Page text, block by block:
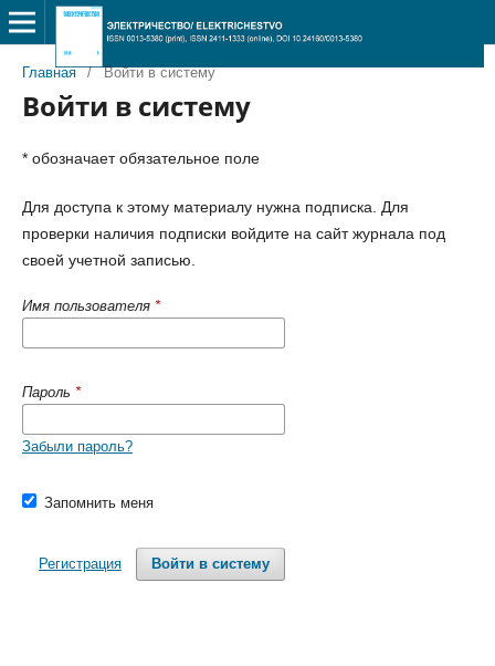
Главная / Войти в систему
Войти в систему
* обозначает обязательное поле
Для доступа к этому материалу нужна подписка. Для
проверки наличия подписки войдите на сайт журнала под
своей учетной записью.
Имя пользователя *
Пароль *
Забыли пароль?
Запомнить меня
Войти в систему
Регистрация